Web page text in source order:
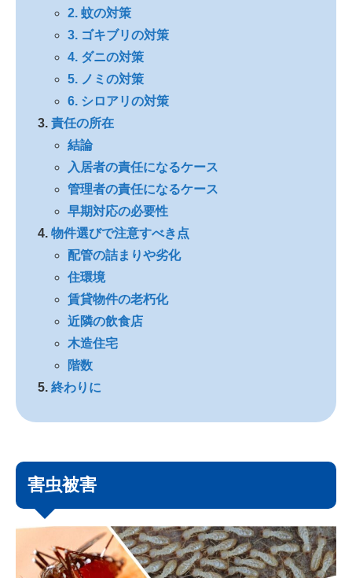
2. 蚊の対策
3. ゴキブリの対策
4. ダニの対策
5. ノミの対策
6. シロアリの対策
責任の所在
結論
入居者の責任になるケース
管理者の責任になるケース
早期対応の必要性
物件選びで注意すべき点
配管の詰まりや劣化
住環境
賃貸物件の老朽化
近隣の飲食店
木造住宅
階数
終わりに
害虫被害